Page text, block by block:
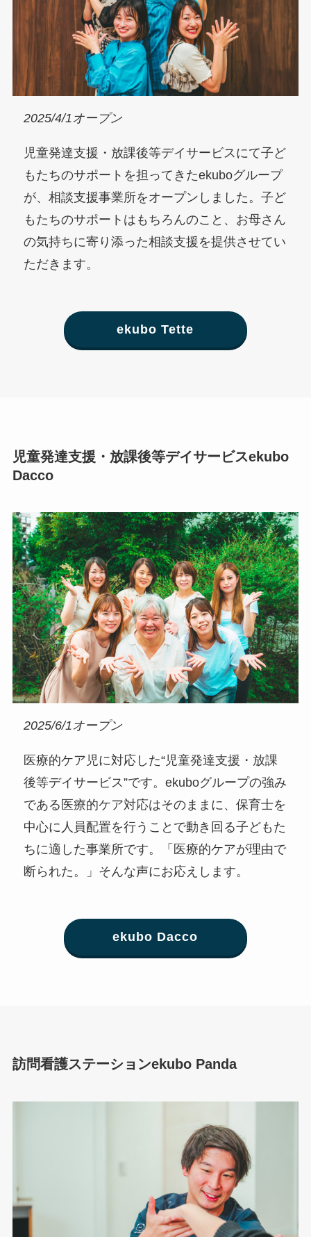
2025/4/1オープン
児童発達支援・放課後等デイサービスにて子ど
もたちのサポートを担ってきたekuboグループ
が、相談支援事業所をオープンしました。子ど
もたちのサポートはもちろんのこと、お母さん
の気持ちに寄り添った相談支援を提供させてい
ただきます。
ekubo Tette
児童発達支援・放課後等デイサービスekubo
Dacco
2025/6/1オープン
医療的ケア児に対応した“児童発達支援・放課
後等デイサービス”です。ekuboグループの強み
である医療的ケア対応はそのままに、保育士を
中心に人員配置を行うことで動き回る子どもた
ちに適した事業所です。「医療的ケアが理由で
断られた。」そんな声にお応えします。
ekubo Dacco
訪問看護ステーションekubo Panda